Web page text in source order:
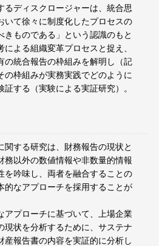
るディスクロージャーは、統合思
いて徐々に制度化したプロセスの
きものである」という認識のもと
よる組織変革プロセスと捉え、
の統合報告の枠組みを解明し（記
の枠組みが実務実践でどのように
する（実験による実証研究）。
関する研究は、財務報告の現状と
務以外の数値情報や非数量的情報
を吟味し、両者を融合することの
的なアプローチを採用することが
アプローチに基づいて、上場企業
現状を分析するために、サステナ
産報告書の内容を実証的に分析し